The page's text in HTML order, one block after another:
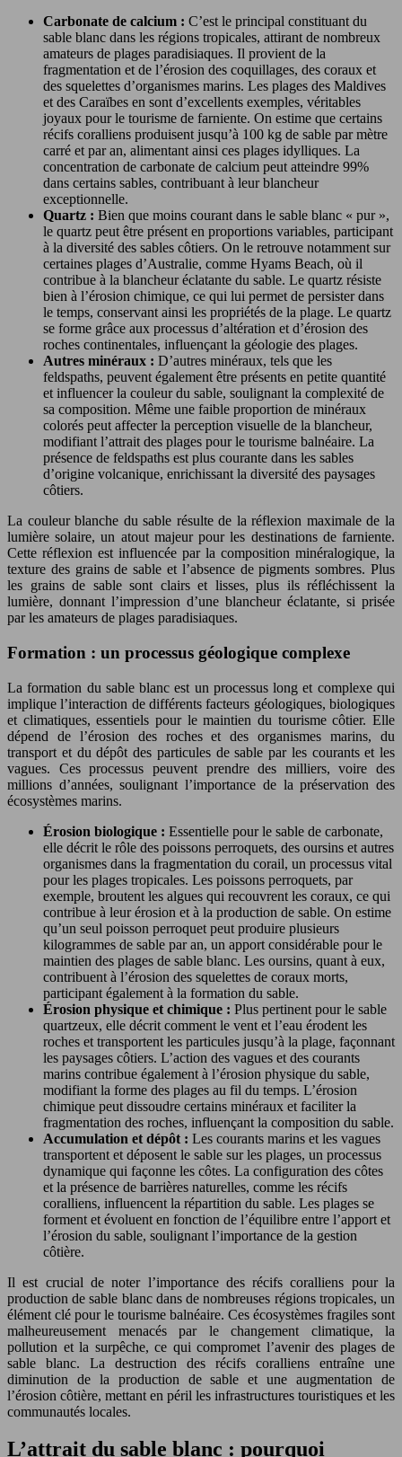
Carbonate de calcium : C’est le principal constituant du
sable blanc dans les régions tropicales, attirant de nombreux
amateurs de plages paradisiaques. Il provient de la
fragmentation et de l’érosion des coquillages, des coraux et
des squelettes d’organismes marins. Les plages des Maldives
et des Caraïbes en sont d’excellents exemples, véritables
joyaux pour le tourisme de farniente. On estime que certains
récifs coralliens produisent jusqu’à 100 kg de sable par mètre
carré et par an, alimentant ainsi ces plages idylliques. La
concentration de carbonate de calcium peut atteindre 99%
dans certains sables, contribuant à leur blancheur
exceptionnelle.
Quartz : Bien que moins courant dans le sable blanc « pur »,
le quartz peut être présent en proportions variables, participant
à la diversité des sables côtiers. On le retrouve notamment sur
certaines plages d’Australie, comme Hyams Beach, où il
contribue à la blancheur éclatante du sable. Le quartz résiste
bien à l’érosion chimique, ce qui lui permet de persister dans
le temps, conservant ainsi les propriétés de la plage. Le quartz
se forme grâce aux processus d’altération et d’érosion des
roches continentales, influençant la géologie des plages.
Autres minéraux : D’autres minéraux, tels que les
feldspaths, peuvent également être présents en petite quantité
et influencer la couleur du sable, soulignant la complexité de
sa composition. Même une faible proportion de minéraux
colorés peut affecter la perception visuelle de la blancheur,
modifiant l’attrait des plages pour le tourisme balnéaire. La
présence de feldspaths est plus courante dans les sables
d’origine volcanique, enrichissant la diversité des paysages
côtiers.
La couleur blanche du sable résulte de la réflexion maximale de la
lumière solaire, un atout majeur pour les destinations de farniente.
Cette réflexion est influencée par la composition minéralogique, la
texture des grains de sable et l’absence de pigments sombres. Plus
les grains de sable sont clairs et lisses, plus ils réfléchissent la
lumière, donnant l’impression d’une blancheur éclatante, si prisée
par les amateurs de plages paradisiaques.
Formation : un processus géologique complexe
La formation du sable blanc est un processus long et complexe qui
implique l’interaction de différents facteurs géologiques, biologiques
et climatiques, essentiels pour le maintien du tourisme côtier. Elle
dépend de l’érosion des roches et des organismes marins, du
transport et du dépôt des particules de sable par les courants et les
vagues. Ces processus peuvent prendre des milliers, voire des
millions d’années, soulignant l’importance de la préservation des
écosystèmes marins.
Érosion biologique : Essentielle pour le sable de carbonate,
elle décrit le rôle des poissons perroquets, des oursins et autres
organismes dans la fragmentation du corail, un processus vital
pour les plages tropicales. Les poissons perroquets, par
exemple, broutent les algues qui recouvrent les coraux, ce qui
contribue à leur érosion et à la production de sable. On estime
qu’un seul poisson perroquet peut produire plusieurs
kilogrammes de sable par an, un apport considérable pour le
maintien des plages de sable blanc. Les oursins, quant à eux,
contribuent à l’érosion des squelettes de coraux morts,
participant également à la formation du sable.
Érosion physique et chimique : Plus pertinent pour le sable
quartzeux, elle décrit comment le vent et l’eau érodent les
roches et transportent les particules jusqu’à la plage, façonnant
les paysages côtiers. L’action des vagues et des courants
marins contribue également à l’érosion physique du sable,
modifiant la forme des plages au fil du temps. L’érosion
chimique peut dissoudre certains minéraux et faciliter la
fragmentation des roches, influençant la composition du sable.
Accumulation et dépôt : Les courants marins et les vagues
transportent et déposent le sable sur les plages, un processus
dynamique qui façonne les côtes. La configuration des côtes
et la présence de barrières naturelles, comme les récifs
coralliens, influencent la répartition du sable. Les plages se
forment et évoluent en fonction de l’équilibre entre l’apport et
l’érosion du sable, soulignant l’importance de la gestion
côtière.
Il est crucial de noter l’importance des récifs coralliens pour la
production de sable blanc dans de nombreuses régions tropicales, un
élément clé pour le tourisme balnéaire. Ces écosystèmes fragiles sont
malheureusement menacés par le changement climatique, la
pollution et la surpêche, ce qui compromet l’avenir des plages de
sable blanc. La destruction des récifs coralliens entraîne une
diminution de la production de sable et une augmentation de
l’érosion côtière, mettant en péril les infrastructures touristiques et les
communautés locales.
L’attrait du sable blanc : pourquoi